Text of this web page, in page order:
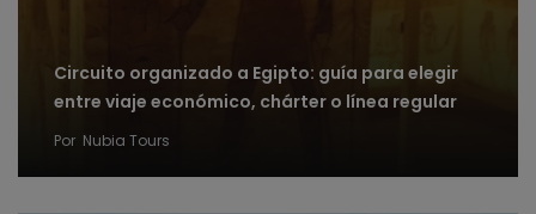
Circuito organizado a Egipto: guía para elegir
entre viaje económico, chárter o línea regular
Por Nubia Tours